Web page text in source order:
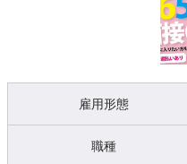
雇用形態
職種